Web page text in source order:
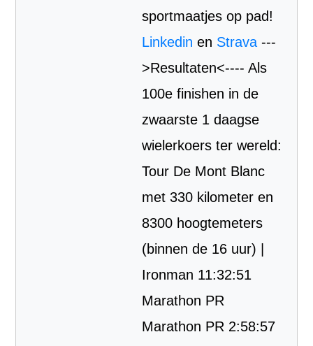
sportmaatjes op pad!
Linkedin en Strava ---
>Resultaten<---- Als
100e finishen in de
zwaarste 1 daagse
wielerkoers ter wereld:
Tour De Mont Blanc
met 330 kilometer en
8300 hoogtemeters
(binnen de 16 uur) |
Ironman 11:32:51
Marathon PR
Marathon PR 2:58:57